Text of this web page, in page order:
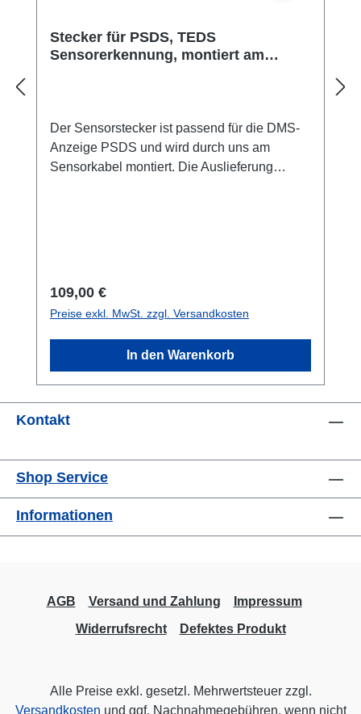
Stecker für PSDS, TEDS
Sensorerkennung, montiert am
Der Sensorstecker ist passend für die DMS-
Anzeige PSDS und wird durch uns am
Sensorkabel montiert. Die Auslieferung
Regulärer Preis:
109,00 €
Preise exkl. MwSt. zzgl. Versandkosten
In den Warenkorb
Kontakt
Shop Service
Informationen
AGB Versand und Zahlung
Impressum
Widerrufsrecht
Defektes Produkt
Alle Preise exkl. gesetzl. Mehrwertsteuer zzgl.
Versandkosten und ggf. Nachnahmegebühren, wenn nicht